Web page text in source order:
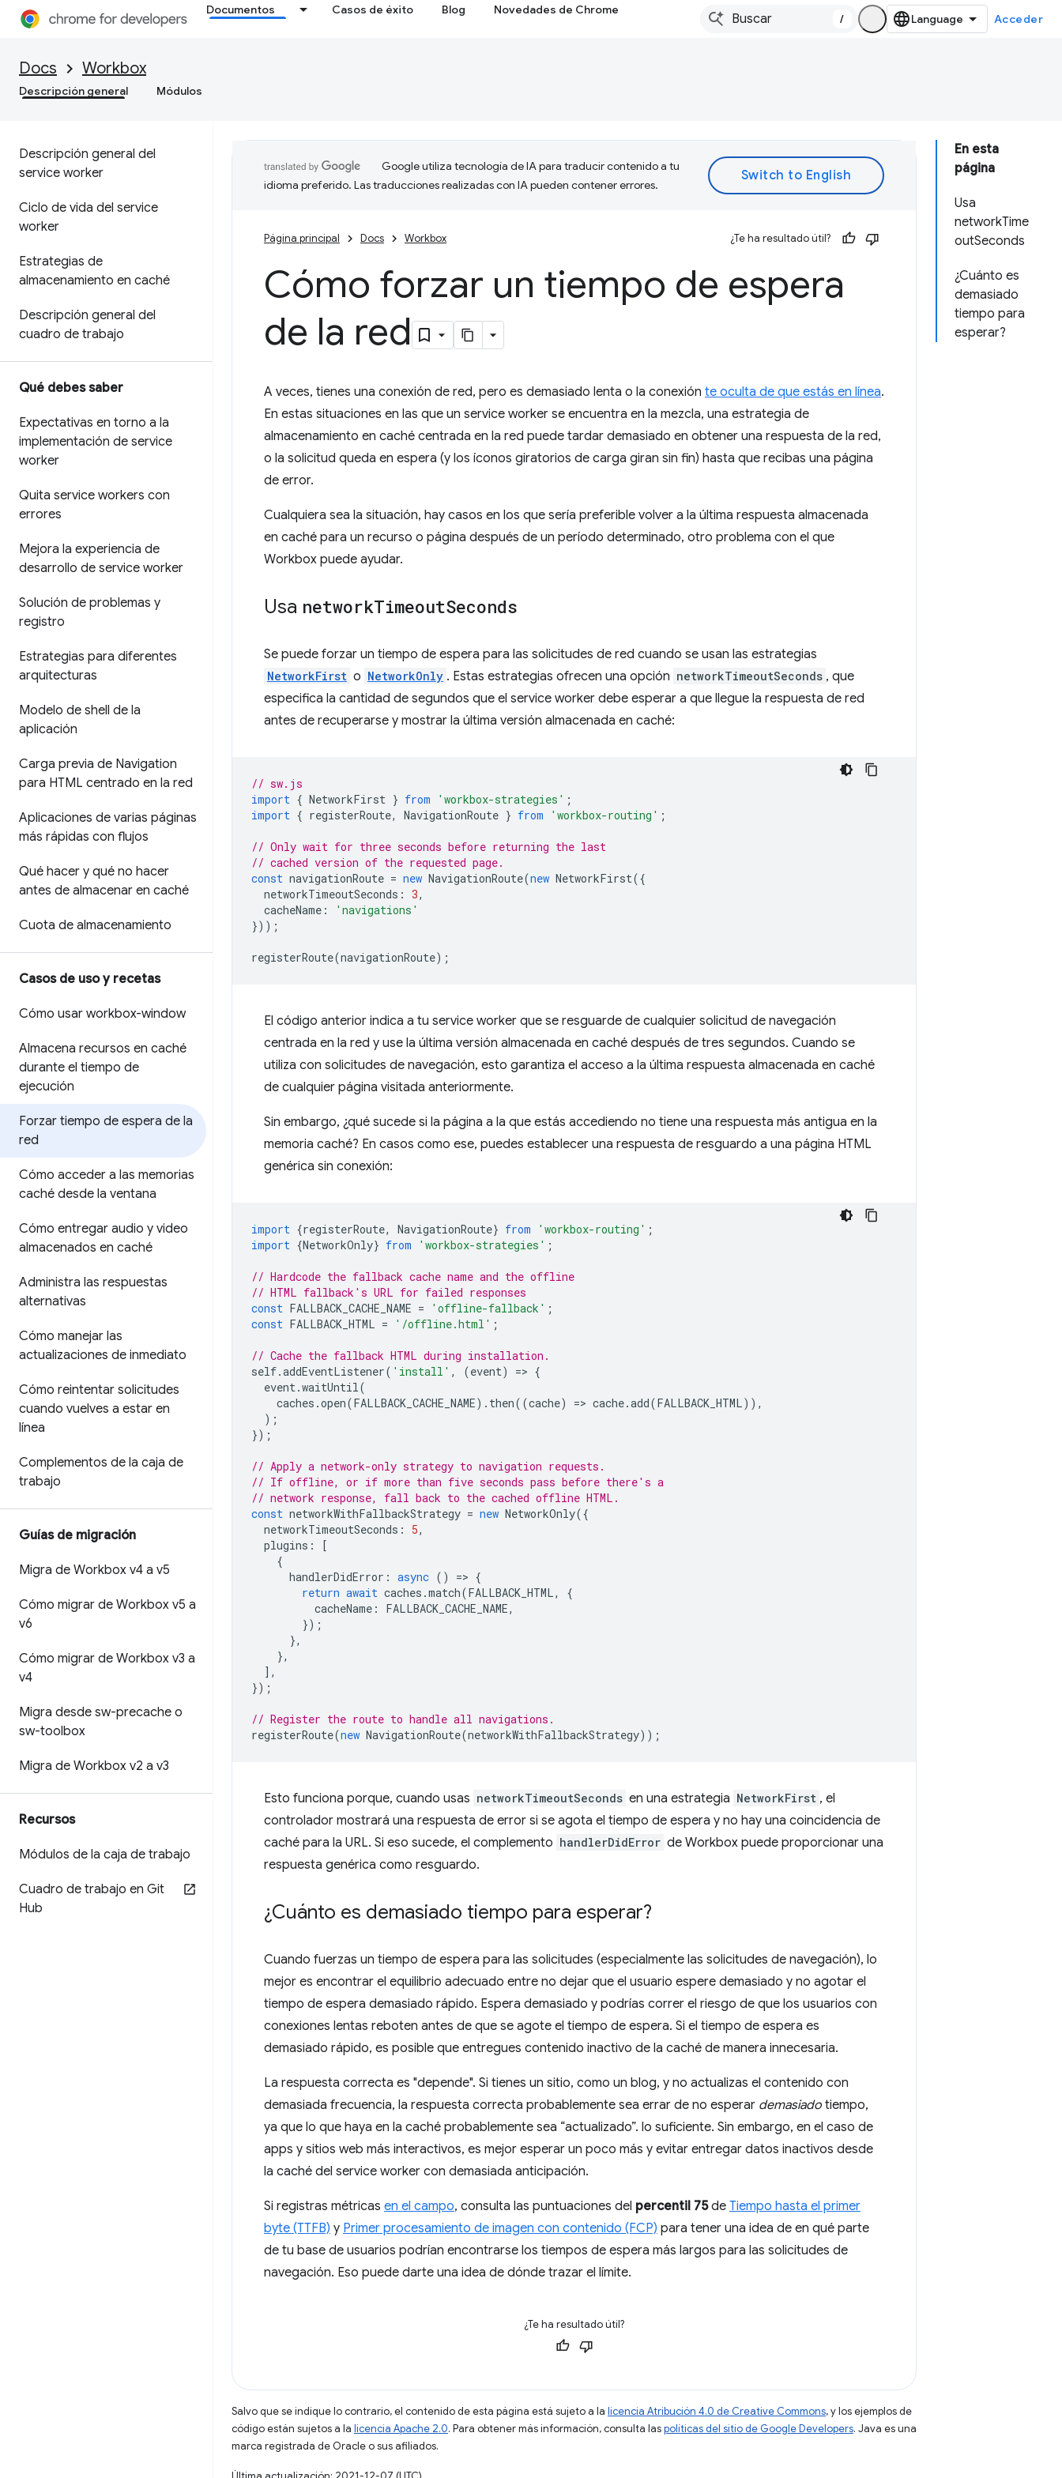
Documentos Casos de éxito Blog Novedades de Chrome
/ Acceder
Docs Workbox
Descripción general Módulos
Descripción general del
service worker
Ciclo de vida del service
worker
Estrategias de
almacenamiento en caché
Descripción general del
cuadro de trabajo
Qué debes saber
Expectativas en torno a la
implementación de service
worker
Quita service workers con
errores
Mejora la experiencia de
desarrollo de service worker
Solución de problemas y
registro
Estrategias para diferentes
arquitecturas
Modelo de shell de la
aplicación
Carga previa de Navigation
para HTML centrado en la red
Aplicaciones de varias páginas
más rápidas con flujos
Qué hacer y qué no hacer
antes de almacenar en caché
Cuota de almacenamiento
Casos de uso y recetas
Cómo usar workbox-window
Almacena recursos en caché
durante el tiempo de
ejecución
Forzar tiempo de espera de la
red
Cómo acceder a las memorias
caché desde la ventana
Cómo entregar audio y video
almacenados en caché
Administra las respuestas
alternativas
Cómo manejar las
actualizaciones de inmediato
Cómo reintentar solicitudes
cuando vuelves a estar en
línea
Complementos de la caja de
trabajo
Guías de migración
Migra de Workbox v4 a v5
Cómo migrar de Workbox v5 a
v6
Cómo migrar de Workbox v3 a
v4
Migra desde sw-precache o
sw-toolbox
Migra de Workbox v2 a v3
Recursos
Módulos de la caja de trabajo
Cuadro de trabajo en Git
Hub
En esta
página
Usa
networkTime
outSeconds
¿Cuánto es
demasiado
tiempo para
esperar?
Google utiliza tecnología de IA para traducir contenido a tu
idioma preferido. Las traducciones realizadas con IA pueden contener errores.
Página principal Docs Workbox ¿Te ha resultado útil?
Cómo forzar un tiempo de espera
de la red
A veces, tienes una conexión de red, pero es demasiado lenta o la conexión te oculta de que estás en línea.
En estas situaciones en las que un service worker se encuentra en la mezcla, una estrategia de
almacenamiento en caché centrada en la red puede tardar demasiado en obtener una respuesta de la red,
o la solicitud queda en espera (y los íconos giratorios de carga giran sin fin) hasta que recibas una página
de error.
Cualquiera sea la situación, hay casos en los que sería preferible volver a la última respuesta almacenada
en caché para un recurso o página después de un período determinado, otro problema con el que
Workbox puede ayudar.
Usa networkTimeoutSeconds
Se puede forzar un tiempo de espera para las solicitudes de red cuando se usan las estrategias
NetworkFirst o NetworkOnly . Estas estrategias ofrecen una opción networkTimeoutSeconds , que
especifica la cantidad de segundos que el service worker debe esperar a que llegue la respuesta de red
antes de recuperarse y mostrar la última versión almacenada en caché:
// sw.js
import { NetworkFirst } from 'workbox-strategies' ;
import { registerRoute, NavigationRoute } from 'workbox-routing' ;
// Only wait for three seconds before returning the last
// cached version of the requested page.
const navigationRoute = new NavigationRoute(new NetworkFirst({
networkTimeoutSeconds : 3,
cacheName :
'navigations'
}));
registerRoute(navigationRoute);
El código anterior indica a tu service worker que se resguarde de cualquier solicitud de navegación
centrada en la red y use la última versión almacenada en caché después de tres segundos. Cuando se
utiliza con solicitudes de navegación, esto garantiza el acceso a la última respuesta almacenada en caché
de cualquier página visitada anteriormente.
Sin embargo, ¿qué sucede si la página a la que estás accediendo no tiene una respuesta más antigua en la
memoria caché? En casos como ese, puedes establecer una respuesta de resguardo a una página HTML
genérica sin conexión:
import {registerRoute, NavigationRoute} from 'workbox-routing' ;
import {NetworkOnly} from 'workbox-strategies' ;
// Hardcode the fallback cache name and the offline
// HTML fallback's URL for failed responses
const FALLBACK_CACHE_NAME = 'offline-fallback' ;
const FALLBACK_HTML = '/offline.html' ;
// Cache the fallback HTML during installation.
self.addEventListener( 'install' , (event) => {
event.waitUntil(
caches .open(FALLBACK_CACHE_NAME). then((cache) => cache.add(FALLBACK_HTML)),
);
});
// Apply a network-only strategy to navigation requests.
// If offline, or if more than five seconds pass before there's a
// network response, fall back to the cached offline HTML.
const networkWithFallbackStrategy = new NetworkOnly({
networkTimeoutSeconds : 5,
plugins :
[
{
handlerDidError : async () => {
return await caches .match(FALLBACK_HTML,
{
cacheName : FALLBACK_CACHE_NAME,
});
},
},
],
});
// Register the route to handle all navigations.
registerRoute(new NavigationRoute(networkWithFallbackStrategy));
Esto funciona porque, cuando usas networkTimeoutSeconds en una estrategia NetworkFirst , el
controlador mostrará una respuesta de error si se agota el tiempo de espera y no hay una coincidencia de
caché para la URL. Si eso sucede, el complemento handlerDidError de Workbox puede proporcionar una
respuesta genérica como resguardo.
¿Cuánto es demasiado tiempo para esperar?
Cuando fuerzas un tiempo de espera para las solicitudes (especialmente las solicitudes de navegación), lo
mejor es encontrar el equilibrio adecuado entre no dejar que el usuario espere demasiado y no agotar el
tiempo de espera demasiado rápido. Espera demasiado y podrías correr el riesgo de que los usuarios con
conexiones lentas reboten antes de que se agote el tiempo de espera. Si el tiempo de espera es
demasiado rápido, es posible que entregues contenido inactivo de la caché de manera innecesaria.
La respuesta correcta es "depende". Si tienes un sitio, como un blog, y no actualizas el contenido con
demasiada frecuencia, la respuesta correcta probablemente sea errar de no esperar demasiado tiempo,
ya que lo que haya en la caché probablemente sea “actualizado”. lo suficiente. Sin embargo, en el caso de
apps y sitios web más interactivos, es mejor esperar un poco más y evitar entregar datos inactivos desde
la caché del service worker con demasiada anticipación.
Si registras métricas en el campo, consulta las puntuaciones del percentil 75de Tiempo hasta el primer
byte (TTFB) y Primer procesamiento de imagen con contenido (FCP) para tener una idea de en qué parte
de tu base de usuarios podrían encontrarse los tiempos de espera más largos para las solicitudes de
navegación. Eso puede darte una idea de dónde trazar el límite.
¿Te ha resultado útil?
Salvo que se indique lo contrario, el contenido de esta página está sujeto a la licencia Atribución 4.0 de Creative Commons, y los ejemplos de
código están sujetos a la licencia Apache 2.0. Para obtener más información, consulta laspolíticas del sitio de Google Developers. Java es una
marca registrada de Oracle o sus afiliados.